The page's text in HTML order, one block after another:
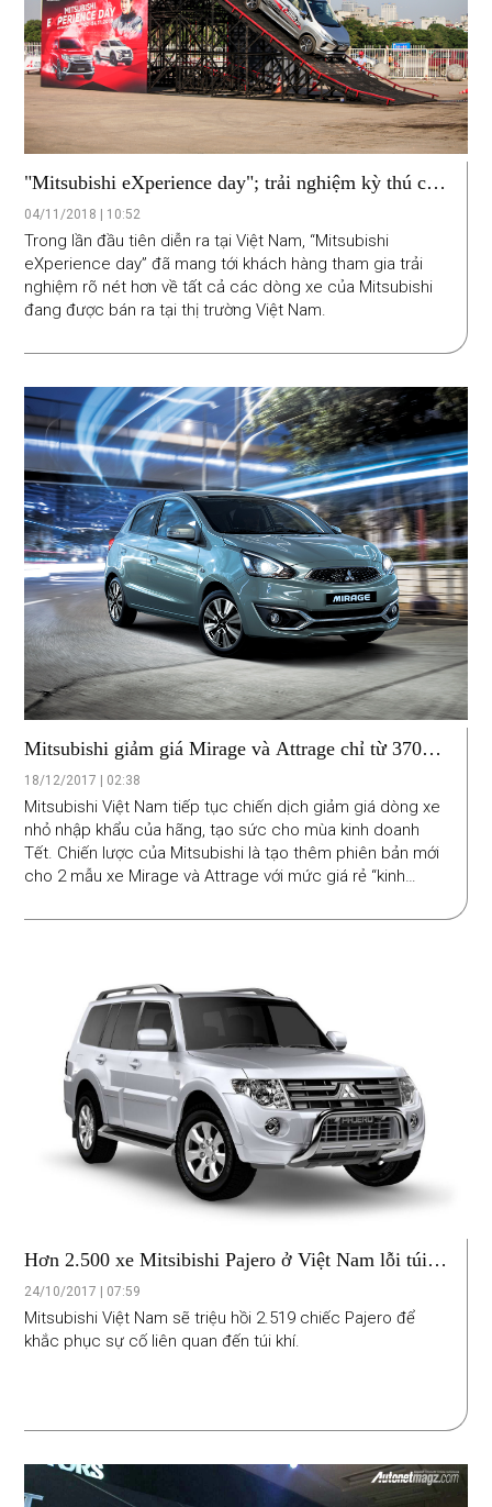
"Mitsubishi eXperience day"; trải nghiệm kỳ thú các
dòng xe Mitsubishi
04/11/2018 | 10:52
Trong lần đầu tiên diễn ra tại Việt Nam, “Mitsubishi
eXperience day” đã mang tới khách hàng tham gia trải
nghiệm rõ nét hơn về tất cả các dòng xe của Mitsubishi
đang được bán ra tại thị trường Việt Nam.
Mitsubishi giảm giá Mirage và Attrage chỉ từ 370
triệu đồng.
18/12/2017 | 02:38
Mitsubishi Việt Nam tiếp tục chiến dịch giảm giá dòng xe
nhỏ nhập khẩu của hãng, tạo sức cho mùa kinh doanh
Tết. Chiến lược của Mitsubishi là tạo thêm phiên bản mới
cho 2 mẫu xe Mirage và Attrage với mức giá rẻ “kinh
Hơn 2.500 xe Mitsibishi Pajero ở Việt Nam lỗi túi
khí
24/10/2017 | 07:59
Mitsubishi Việt Nam sẽ triệu hồi 2.519 chiếc Pajero để
khắc phục sự cố liên quan đến túi khí.